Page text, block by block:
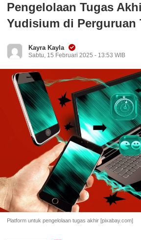
Pengelolaan Tugas
Yudisium di Perguruan
Kayra Kayla
Sabtu, 15 Februari 2025 - 13:53 WIB
Platform untuk pengelolaan tugas akhir [pixabay.com]